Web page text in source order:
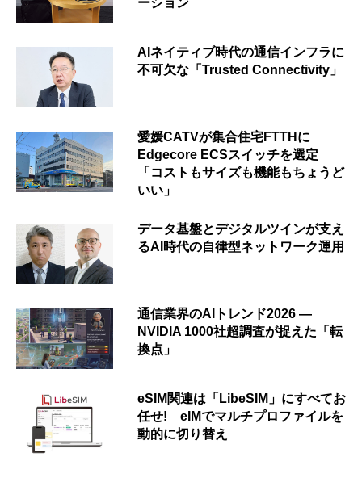
AIネイティブ時代の通信インフラに
不可欠な「Trusted Connectivity」
愛媛CATVが集合住宅FTTHに
Edgecore ECSスイッチを選定
「コストもサイズも機能もちょうど
いい」
データ基盤とデジタルツインが支え
るAI時代の自律型ネットワーク運用
通信業界のAIトレンド2026 ―
NVIDIA 1000社超調査が捉えた「転
換点」
eSIM関連は「LibeSIM」にすべてお
任せ! eIMでマルチプロファイルを
動的に切り替え